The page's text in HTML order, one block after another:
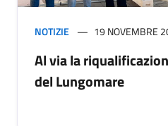
NOTIZIE 19 NOVEMBRE
Al via la
del Lungomare